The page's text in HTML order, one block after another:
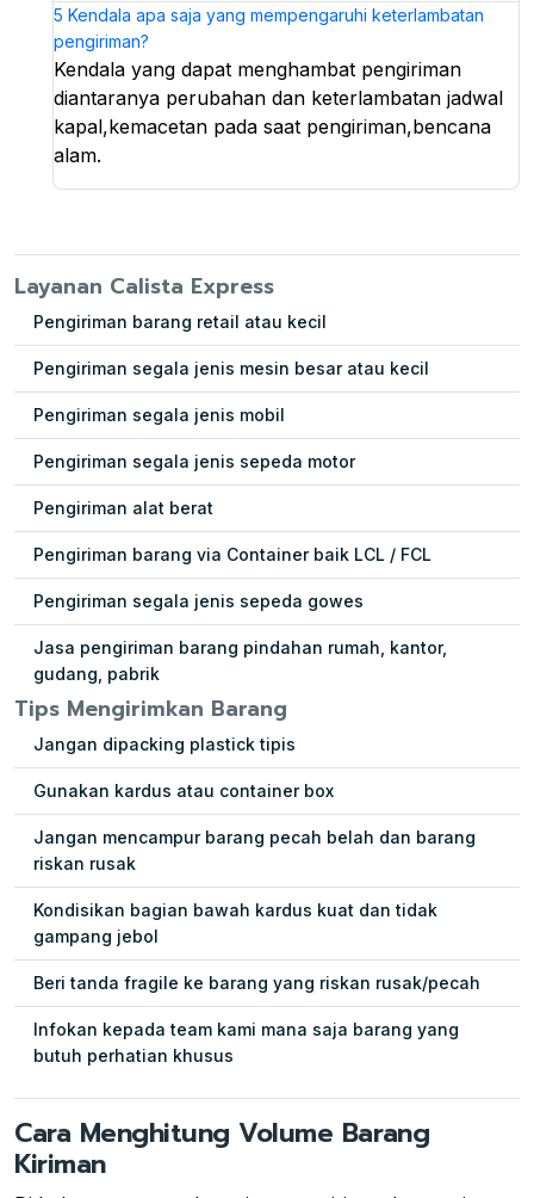
5 Kendala apa saja yang mempengaruhi keterlambatan
pengiriman?
Kendala yang dapat menghambat pengiriman
diantaranya perubahan dan keterlambatan jadwal
kapal,kemacetan pada saat pengiriman,bencana
alam.
Layanan Calista Express
Pengiriman barang retail atau kecil
Pengiriman segala jenis mesin besar atau kecil
Pengiriman segala jenis mobil
Pengiriman segala jenis sepeda motor
Pengiriman alat berat
Pengiriman barang via Container baik LCL / FCL
Pengiriman segala jenis sepeda gowes
Jasa pengiriman barang pindahan rumah, kantor,
gudang, pabrik
Tips Mengirimkan Barang
Jangan dipacking plastick tipis
Gunakan kardus atau container box
Jangan mencampur barang pecah belah dan barang
riskan rusak
Kondisikan bagian bawah kardus kuat dan tidak
gampang jebol
Beri tanda fragile ke barang yang riskan rusak/pecah
Infokan kepada team kami mana saja barang yang
butuh perhatian khusus
Cara Menghitung Volume Barang
Kiriman